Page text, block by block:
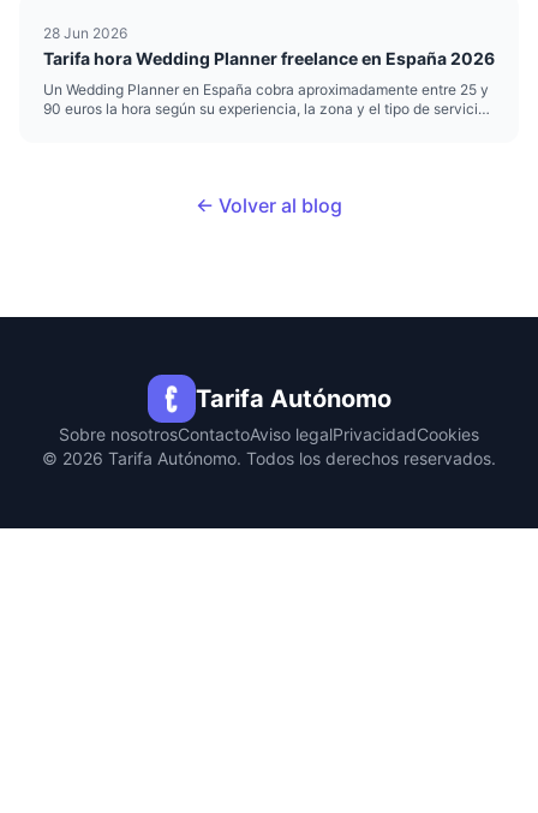
28 Jun 2026
Tarifa hora Wedding Planner freelance en España 2026
Un Wedding Planner en España cobra aproximadamente entre 25 y
90 euros la hora según su experiencia, la zona y el tipo de servicio.
← Volver al blog
Tarifa Autónomo
Sobre nosotrosContactoAviso legalPrivacidadCookies
© 2026 Tarifa Autónomo. Todos los derechos reservados.